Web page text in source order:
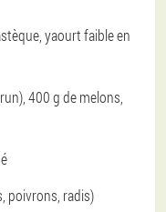
yaourt faible en
400 g de melons,
poivrons, radis)